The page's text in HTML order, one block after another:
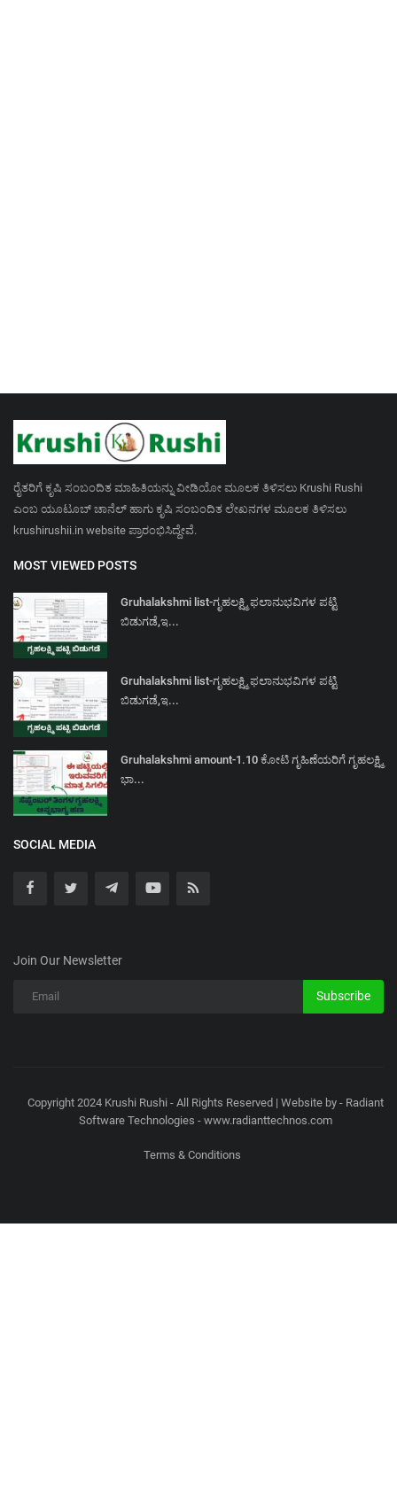
ರೈತರಿಗೆ ಕೃಷಿ ಸಂಬಂದಿತ ಮಾಹಿತಿಯನ್ನು ವೀಡಿಯೋ ಮೂಲಕ ತಿಳಿಸಲು Krushi Rushi
ಎಂಬ ಯೂಟೂಬ್ ಚಾನೆಲ್ ಹಾಗು ಕೃಷಿ ಸಂಬಂದಿತ ಲೇಖನಗಳ ಮೂಲಕ ತಿಳಿಸಲು
krushirushii.in website ಪ್ರಾರಂಭಿಸಿದ್ದೇವೆ.
MOST VIEWED POSTS
Gruhalakshmi list-ಗೃಹಲಕ್ಷ್ಮಿ ಫಲಾನುಭವಿಗಳ ಪಟ್ಟಿ
ಬಿಡುಗಡೆ,ಇ...
Gruhalakshmi list-ಗೃಹಲಕ್ಷ್ಮಿ ಫಲಾನುಭವಿಗಳ ಪಟ್ಟಿ
ಬಿಡುಗಡೆ,ಇ...
Gruhalakshmi amount-1.10 ಕೋಟಿ ಗೃಹಿಣೆಯರಿಗೆ ಗೃಹಲಕ್ಷ್ಮಿ
ಭಾ...
SOCIAL MEDIA
Join Our Newsletter
Subscribe
Copyright 2024 Krushi Rushi - All Rights Reserved | Website by - Radiant
Software Technologies - www.radianttechnos.com
Terms & Conditions